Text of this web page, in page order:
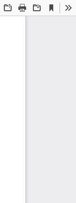
OpenPrint Download
Current
View